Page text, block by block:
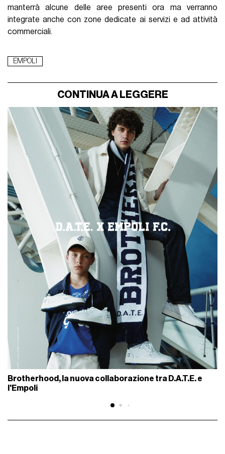
manterrà alcune delle aree presenti ora ma verranno
integrate anche con zone dedicate ai servizi e ad attività
commerciali.
EMPOLI
CONTINUA A LEGGERE
Brotherhood, la nuova collaborazione tra D.A.T.E. e
l'Empoli